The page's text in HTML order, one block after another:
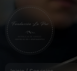
ATENCIÓN
MÉDICO, ENFERMERÍA
APARTAMENTOS
UNIDAD DE
AVISO LEGAL
POLÍTICA DE PRIVACIDAD